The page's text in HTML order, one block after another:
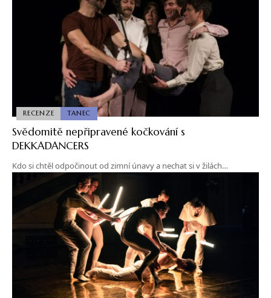
RECENZE TANEC
Svědomitě nepřipravené kočkování s
DEKKADANCERS
Kdo si chtěl odpočinout od zimní únavy a nechat si v žilách…